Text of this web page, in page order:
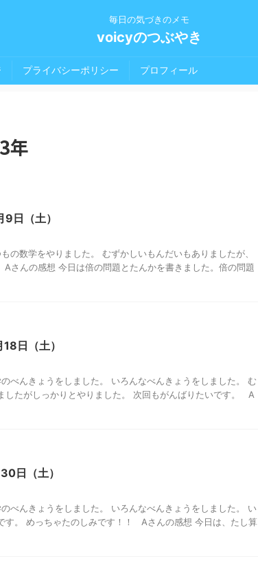
毎日の気づきのメモ
voicyのつぶやき
プライバシーポリシー プロフィール
年
日（土）
の数学をやりました。 むずかしいもんだいもありましたが、
さんの感想 今日は倍の問題とたんかを書きました。倍の問題
日（土）
べんきょうをしました。 いろんなべんきょうをしました。 む
したがしっかりとやりました。 次回もがんばりたいです。 A
日（土）
べんきょうをしました。 いろんなべんきょうをしました。 い
す。 めっちゃたのしみです！！ Aさんの感想 今日は、たし算